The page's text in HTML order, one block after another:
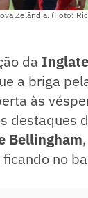
Zelândia. (Foto:
da
a briga
às
destaques
Bellingham
no